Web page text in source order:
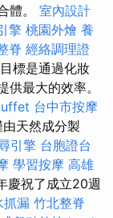
體。 室內設計
擎 桃園外燴 養
脊 經絡調理證
標是通過化妝
最大的效率。
台中市按摩
天然成分製
引擎 台胞證台
學習按摩 高雄
慶祝了成立20週
抓漏 竹北整脊